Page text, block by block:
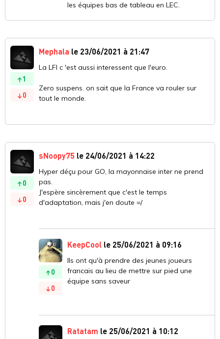
les équipes bas de tableau en LEC.
1
0
Mephala le 23/06/2021 à 21:47
La LFl c 'est aussi interessent que l'euro.
Zero suspens. on sait que la France va rouler sur
tout le monde.
0
0
sNoopy75 le 24/06/2021 à 14:22
Hyper déçu pour GO, la mayonnaise inter ne prend
pas.
J'espère sincèrement que c'est le temps
d'adaptation, mais j'en doute =/
0
0
KeepCool le 25/06/2021 à 09:16
Ils ont qu'à prendre des jeunes joueurs
francais au lieu de mettre sur pied une
équipe sans saveur
Ratatam le 25/06/2021 à 10:12